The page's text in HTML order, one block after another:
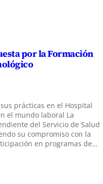
por la Formación
prácticas en el Hospital
el mundo laboral La
del Servicio de Salud
su compromiso con la
en programas de…